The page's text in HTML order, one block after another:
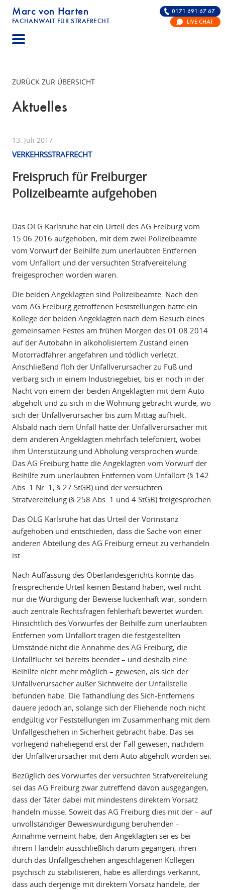
Marc von Harten
FACHANWALT FÜR STRAFRECHT
STRAFRECHT | RECHTSANWALT FÜR DIE
0171 691 67 67
LIVE CHAT
ZURÜCK ZUR ÜBERSICHT
Aktuelles
13. Juli 2017
VERKEHRSSTRAFRECHT
Freispruch für Freiburger
Polizeibeamte aufgehoben
Das OLG Karlsruhe hat ein Urteil des AG Freiburg vom
15.06.2016 aufgehoben, mit dem zwei Polizeibeamte
vom Vorwurf der Beihilfe zum unerlaubten Entfernen
vom Unfallort und der versuchten Strafvereitelung
freigesprochen worden waren.
Die beiden Angeklagten sind Polizeibeamte. Nach den
vom AG Freiburg getroffenen Feststellungen hatte ein
Kollege der beiden Angeklagten nach dem Besuch eines
gemeinsamen Festes am frühen Morgen des 01.08.2014
auf der Autobahn in alkoholisiertem Zustand einen
Motorradfahrer angefahren und tödlich verletzt.
Anschließend floh der Unfallverursacher zu Fuß und
verbarg sich in einem Industriegebiet, bis er noch in der
Nacht von einem der beiden Angeklagten mit dem Auto
abgeholt und zu sich in die Wohnung gebracht wurde, wo
sich der Unfallverursacher bis zum Mittag aufhielt.
Alsbald nach dem Unfall hatte der Unfallverursacher mit
dem anderen Angeklagten mehrfach telefoniert, wobei
ihm Unterstützung und Abholung versprochen wurde.
Das AG Freiburg hatte die Angeklagten vom Vorwurf der
Beihilfe zum unerlaubten Entfernen vom Unfallort (§ 142
Abs. 1 Nr. 1, § 27 StGB) und der versuchten
Strafvereitelung (§ 258 Abs. 1 und 4 StGB) freigesprochen.
Das OLG Karlsruhe hat das Urteil der Vorinstanz
aufgehoben und entschieden, dass die Sache von einer
anderen Abteilung des AG Freiburg erneut zu verhandeln
ist.
Nach Auffassung des Oberlandesgerichts konnte das
freisprechende Urteil keinen Bestand haben, weil nicht
nur die Würdigung der Beweise lückenhaft war, sondern
auch zentrale Rechtsfragen fehlerhaft bewertet wurden.
Hinsichtlich des Vorwurfes der Beihilfe zum unerlaubten
Entfernen vom Unfallort tragen die festgestellten
Umstände nicht die Annahme des AG Freiburg, die
Unfallflucht sei bereits beendet – und deshalb eine
Beihilfe nicht mehr möglich – gewesen, als sich der
Unfallverursacher außer Sichtweite der Unfallstelle
befunden habe. Die Tathandlung des Sich-Entfernens
dauere jedoch an, solange sich der Fliehende noch nicht
endgültig vor Feststellungen im Zusammenhang mit dem
Unfallgeschehen in Sicherheit gebracht habe. Das sei
vorliegend naheliegend erst der Fall gewesen, nachdem
der Unfallverursacher mit dem Auto abgeholt worden sei.
Bezüglich des Vorwurfes der versuchten Strafvereitelung
sei das AG Freiburg zwar zutreffend davon ausgegangen,
dass der Täter dabei mit mindestens direktem Vorsatz
handeln müsse. Soweit das AG Freiburg dies mit der – auf
unvollständiger Beweiswürdigung beruhenden –
Annahme verneint habe, den Angeklagten sei es bei
ihrem Handeln ausschließlich darum gegangen, ihren
durch das Unfallgeschehen angeschlagenen Kollegen
psychisch zu stabilisieren, habe es allerdings verkannt,
dass auch derjenige mit direktem Vorsatz handele, der